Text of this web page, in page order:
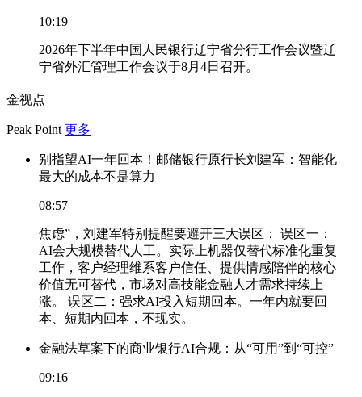
10:19
2026年下半年中国人民银行辽宁省分行工作会议暨辽
宁省外汇管理工作会议于8月4日召开。
金视点
Peak Point 更多
别指望AI一年回本！邮储银行原行长刘建军：智能化
最大的成本不是算力
08:57
焦虑”，刘建军特别提醒要避开三大误区： 误区一：
AI会大规模替代人工。实际上机器仅替代标准化重复
工作，客户经理维系客户信任、提供情感陪伴的核心
价值无可替代，市场对高技能金融人才需求持续上
涨。 误区二：强求AI投入短期回本。一年内就要回
本、短期内回本，不现实。
金融法草案下的商业银行AI合规：从“可用”到“可控”
09:16